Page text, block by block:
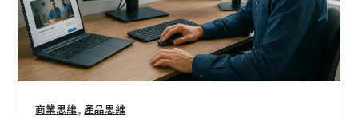
商業思維, 產品思維
風
成
長：
如
何
用